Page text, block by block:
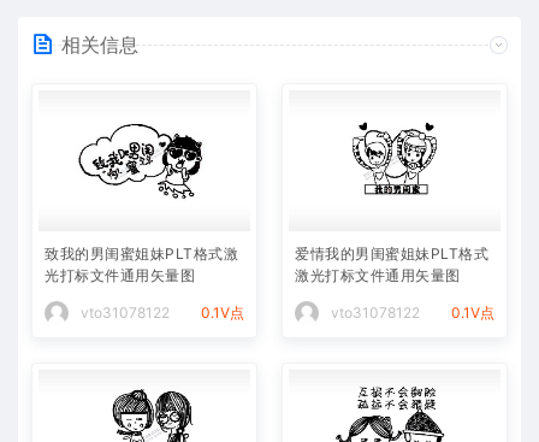
相关信息
致我的男闺蜜姐妹PLT格式激
光打标文件通用矢量图
vto31078122 0.1V点
爱情我的男闺蜜姐妹PLT格式
激光打标文件通用矢量图
vto31078122 0.1V点